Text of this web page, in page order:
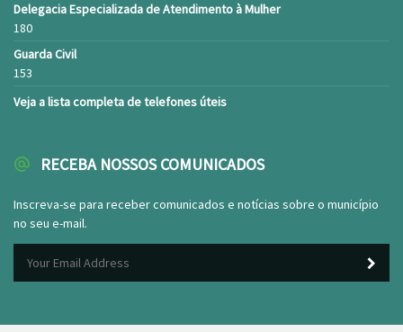
Delegacia Especializada de Atendimento à Mulher
180
Guarda Civil
153
Veja a lista completa de telefones úteis
RECEBA NOSSOS COMUNICADOS
Inscreva-se para receber comunicados e notícias sobre o município
no seu e-mail.